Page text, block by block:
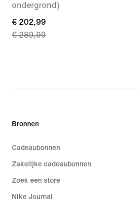
ondergrond)
current
price
€ 289,99
€ 202,99
€ 289,99
Bronnen
Cadeaubonnen
Zakelijke cadeaubonnen
Zoek een store
Nike Journal